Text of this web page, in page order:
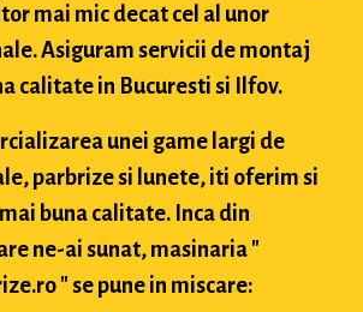
mai mic decat cel al unor
Asiguram servicii de montaj
calitate in Bucuresti si Ilfov.
unei game largi de
parbrize si lunete, iti oferim si
buna calitate. Inca din
ne-ai sunat, masinaria "
" se pune in miscare: